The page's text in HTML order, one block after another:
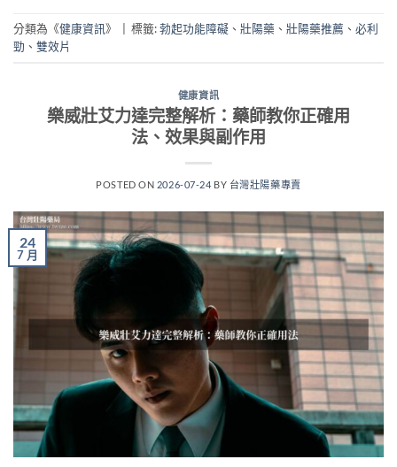
分類為《健康資訊》 標籤:勃起功能障礙 、 壯陽藥 、 壯陽藥推薦 、 必利
勁 、 雙效片
健康資訊
樂威壯艾力達完整解析：藥師教你正確用
法、效果與副作用
POSTED ON 2026-07-24 BY 台灣壯陽藥專賣
24
7 月